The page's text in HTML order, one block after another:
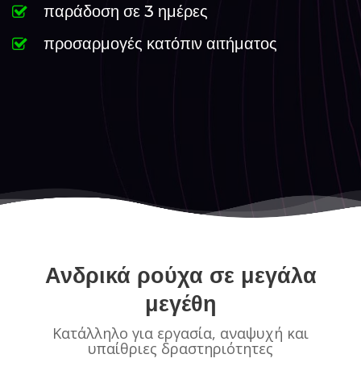
παράδοση σε 3 ημέρες
προσαρμογές κατόπιν αιτήματος
Ανδρικά ρούχα σε μεγάλα
μεγέθη
Κατάλληλο για εργασία, αναψυχή και
υπαίθριες δραστηριότητες